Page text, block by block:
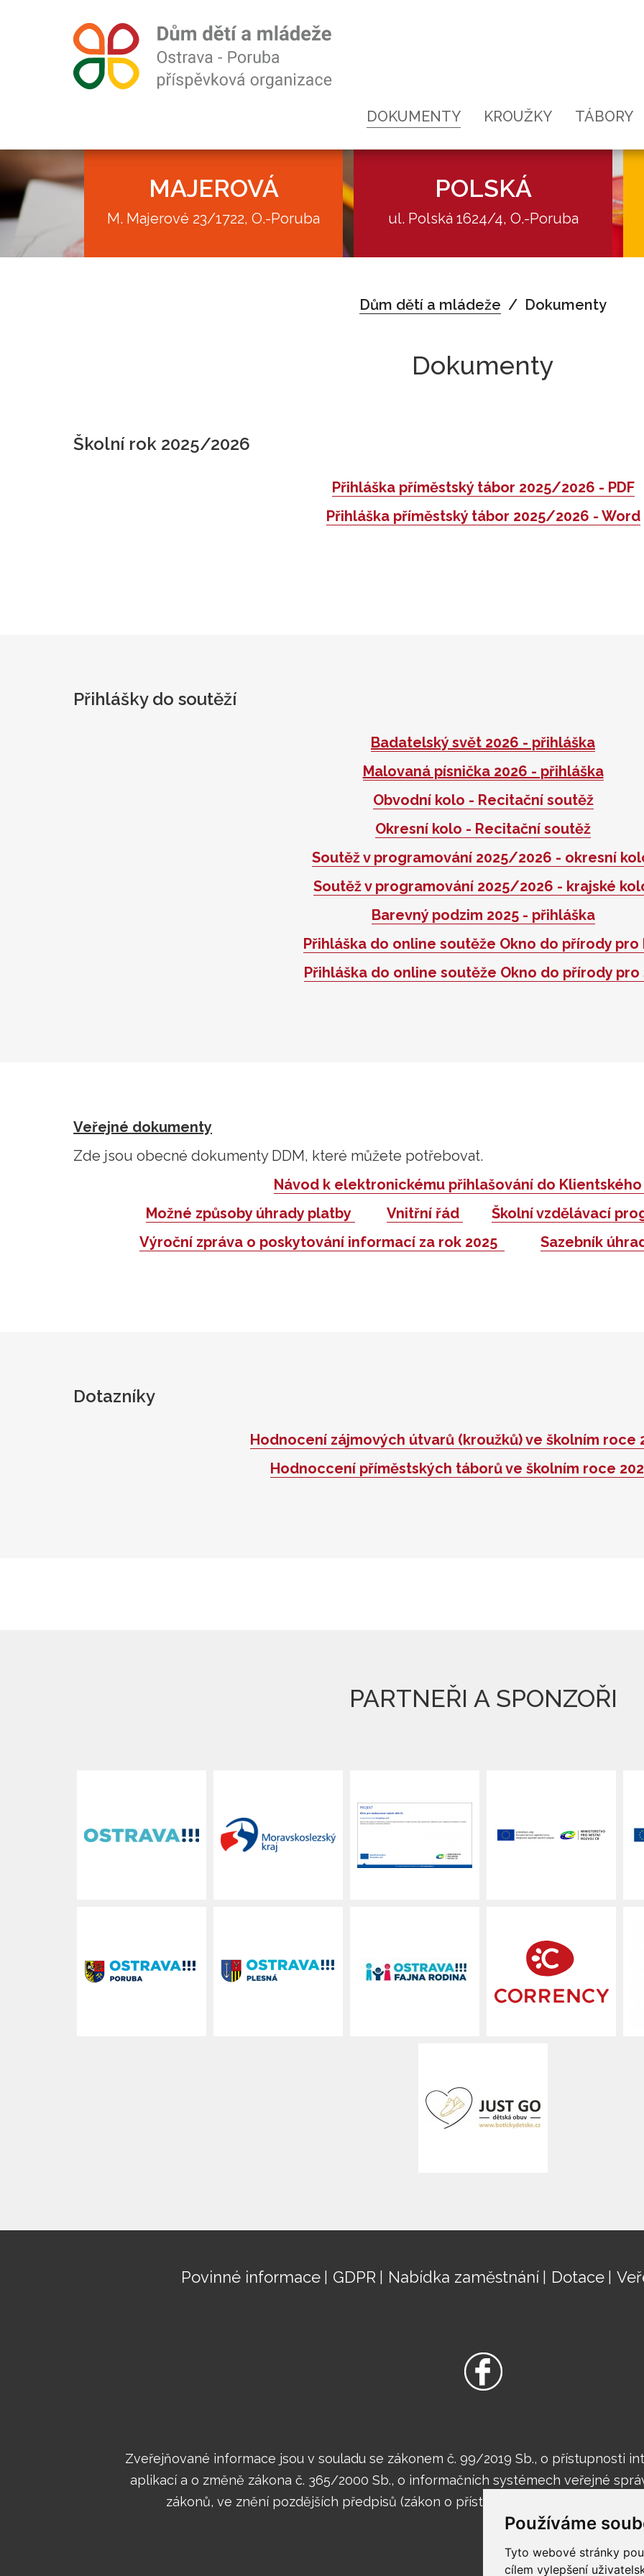
Používáme
Tyto webové stránky
cílem vylepšení
DOKUMENTY KROUŽKY TÁBORY
MAJEROVÁ
M. Majerové 23/1722, O.-Poruba
POLSKÁ
ul. Polská 1624/4, O.-Poruba
Kroužky
Pedagogičtí pracovníci
Dům dětí a mládeže Dokumenty
Dokumenty
Školní rok 2025/2026
Přihláška příměstský tábor 2025/2026 - PDF
Přihláška příměstský tábor 2025/2026 - Word
Přihlášky do soutěží
Badatelský svět 2026 - přihláška
Malovaná písnička 2026 - přihláška
Obvodní kolo - Recitační soutěž
Okresní kolo - Recitační soutěž
Soutěž v programování 2025/2026 - okresní
Soutěž v programování 2025/2026 - krajské
Barevný podzim 2025 - přihláška
Přihláška do online soutěže Okno do přírody pro
Přihláška do online soutěže Okno do přírody pro
Veřejné dokumenty
Zde jsou obecné dokumenty DDM, které můžete potřebovat.
Návod k elektronickému přihlašování do
Možné způsoby úhrady platby
Vnitřní řád Školní vzdělávací
Výroční zpráva o poskytování informací za rok 2025
Sazebník
Dotazníky
Hodnocení zájmových útvarů (kroužků) ve školním roce
Hodnoccení příměstských táborů ve školním roce
PARTNEŘI A SPONZOŘI
Povinné informace GDPR Nabídka zaměstnání Dotace
Zveřejňované informace jsou v souladu se zákonem č. 99/2019 Sb., o přístupnosti
aplikací a o změně zákona č. 365/2000 Sb., o informačních systémech veřejné
zákonů, ve znění pozdějších předpisů (zákon o přístupnosti internetových